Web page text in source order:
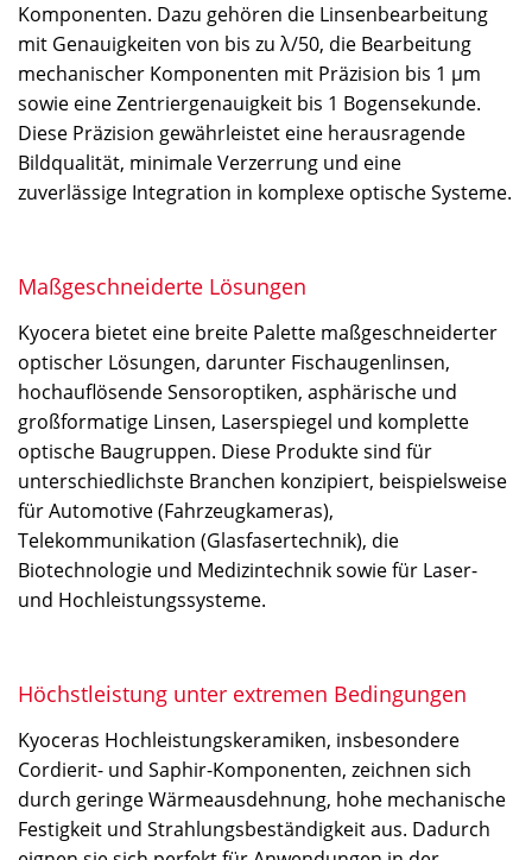
Komponenten. Dazu gehören die Linsenbearbeitung
mit Genauigkeiten von bis zu λ/50, die Bearbeitung
mechanischer Komponenten mit Präzision bis 1 µm
sowie eine Zentriergenauigkeit bis 1 Bogensekunde.
Diese Präzision gewährleistet eine herausragende
Bildqualität, minimale Verzerrung und eine
zuverlässige Integration in komplexe optische Systeme.
Maßgeschneiderte Lösungen
Kyocera bietet eine breite Palette maßgeschneiderter
optischer Lösungen, darunter Fischaugenlinsen,
hochauflösende Sensoroptiken, asphärische und
großformatige Linsen, Laserspiegel und komplette
optische Baugruppen. Diese Produkte sind für
unterschiedlichste Branchen konzipiert, beispielsweise
für Automotive (Fahrzeugkameras),
Telekommunikation (Glasfasertechnik), die
Biotechnologie und Medizintechnik sowie für Laser-
und Hochleistungssysteme.
Höchstleistung unter extremen Bedingungen
Kyoceras Hochleistungskeramiken, insbesondere
Cordierit- und Saphir-Komponenten, zeichnen sich
durch geringe Wärmeausdehnung, hohe mechanische
Festigkeit und Strahlungsbeständigkeit aus. Dadurch